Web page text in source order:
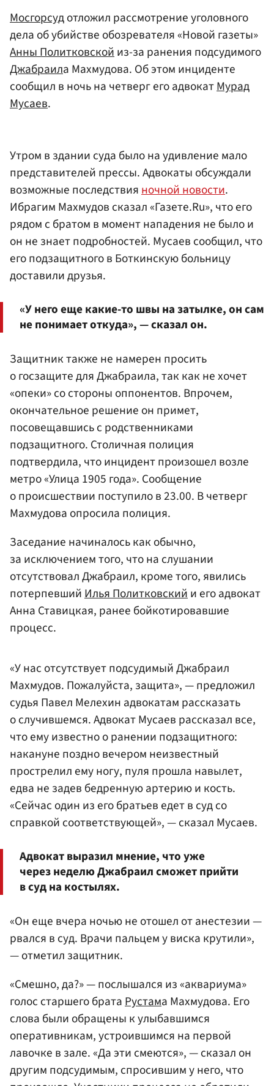
Мосгорсудотложил рассмотрение уголовного
дела об убийстве обозревателя «Новой газеты»
Анны Политковскойиз-за ранения подсудимого
Джабраила Махмудова. Об этом инциденте
сообщил в ночь на четверг его адвокатМурад
Мусаев.
Утром в здании суда было на удивление мало
представителей прессы. Адвокаты обсуждали
возможные последствияночной новости.
Ибрагим Махмудов сказал «Газете.Ru», что его
рядом с братом в момент нападения не было и
он не знает подробностей. Мусаев сообщил, что
его подзащитного в Боткинскую больницу
доставили друзья.
«У него еще какие-то швы на затылке, он сам
не понимает откуда», — сказал он.
Защитник также не намерен просить
о госзащите для Джабраила, так как не хочет
«опеки» со стороны оппонентов. Впрочем,
окончательное решение он примет,
посовещавшись с родственниками
подзащитного. Столичная полиция
подтвердила, что инцидент произошел возле
метро «Улица 1905 года». Сообщение
о происшествии поступило в 23.00. В четверг
Махмудова опросила полиция.
Заседание начиналось как обычно,
за исключением того, что на слушании
отсутствовал Джабраил, кроме того, явились
потерпевшийИлья Политковскийи его адвокат
Анна Ставицкая, ранее бойкотировавшие
процесс.
«У нас отсутствует подсудимый Джабраил
Махмудов. Пожалуйста, защита», — предложил
судья Павел Мелехин адвокатам рассказать
о случившемся. Адвокат Мусаев рассказал все,
что ему известно о ранении подзащитного:
накануне поздно вечером неизвестный
прострелил ему ногу, пуля прошла навылет,
едва не задев бедренную артерию и кость.
«Сейчас один из его братьев едет в суд со
справкой соответствующей», — сказал Мусаев.
Адвокат выразил мнение, что уже
через неделю Джабраил сможет прийти
в суд на костылях.
«Он еще вчера ночью не отошел от анестезии —
рвался в суд. Врачи пальцем у виска крутили»,
— отметил защитник.
«Смешно, да?» — послышался из «аквариума»
голос старшего братаРустама Махмудова. Его
слова были обращены к улыбавшимся
оперативникам, устроившимся на первой
лавочке в зале. «Да эти смеются», — сказал он
другим подсудимым, спросившим у него, что